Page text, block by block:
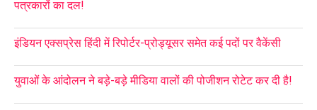
पत्रकारों का दल!
इंडियन एक्सप्रेस हिंदी में रिपोर्टर-प्रोड्यूसर समेत कई पदों पर वैकेंसी
युवाओं के आंदोलन ने बड़े-बड़े मीडिया वालों की पोजीशन रोटेट कर दी है!